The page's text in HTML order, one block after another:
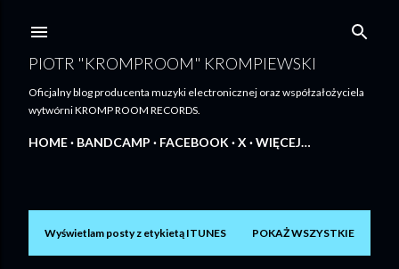
PIOTR "KROMPROOM" KROMPIEWSKI
Oficjalny blog producenta muzyki electronicznej oraz współzałożyciela
wytwórni KROMP ROOM RECORDS.
HOME BANDCAMP FACEBOOK X WIĘCEJ…
PWyświetlam posty z etykietą ITUNES POKAŻ WSZYSTKIE